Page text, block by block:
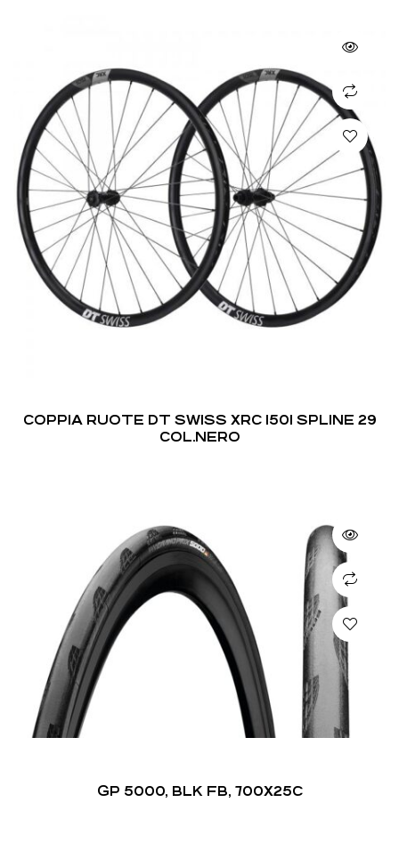
COPPIA RUOTE DT SWISS XRC 1501 SPLINE 29
COL.NERO
GP 5000, BLK FB, 700X25C